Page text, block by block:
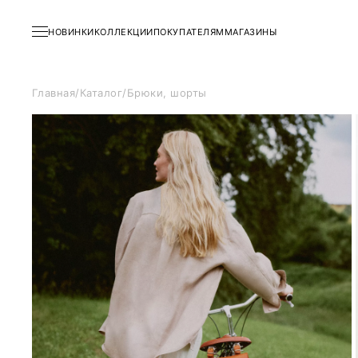
НОВИНКИКОЛЛЕКЦИИПОКУПАТЕЛЯМ МАГАЗИНЫ
Главная/Каталог/Брюки, шорты